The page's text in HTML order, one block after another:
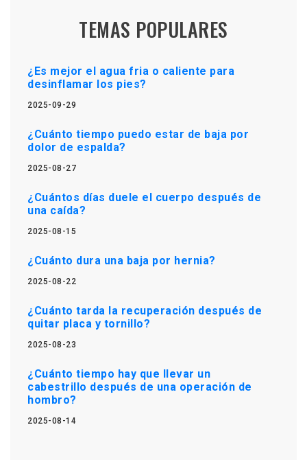
TEMAS POPULARES
¿Es mejor el agua fria o caliente para
desinflamar los pies?
2025-09-29
¿Cuánto tiempo puedo estar de baja por
dolor de espalda?
2025-08-27
¿Cuántos días duele el cuerpo después de
una caída?
2025-08-15
¿Cuánto dura una baja por hernia?
2025-08-22
¿Cuánto tarda la recuperación después de
quitar placa y tornillo?
2025-08-23
¿Cuánto tiempo hay que llevar un
cabestrillo después de una operación de
hombro?
2025-08-14